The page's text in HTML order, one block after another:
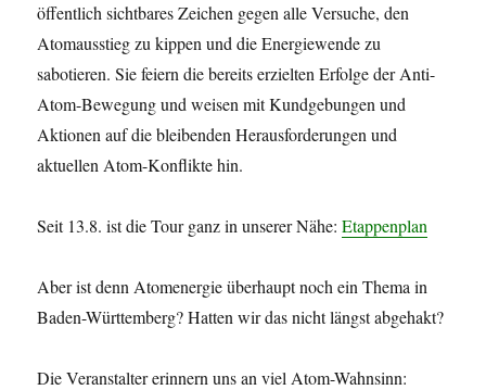
öffentlich sichtbares Zeichen gegen alle Versuche, den
Atomausstieg zu kippen und die Energiewende zu
sabotieren. Sie feiern die bereits erzielten Erfolge der Anti-
Atom-Bewegung und weisen mit Kundgebungen und
Aktionen auf die bleibenden Herausforderungen und
aktuellen Atom-Konflikte hin.
Seit 13.8. ist die Tour ganz in unserer Nähe:Etappenplan
Aber ist denn Atomenergie überhaupt noch ein Thema in
Baden-Württemberg? Hatten wir das nicht längst abgehakt?
Die Veranstalter erinnern uns an viel Atom-Wahnsinn: